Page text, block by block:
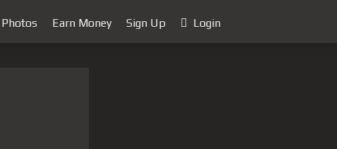
Photos Earn Money Sign Up Login